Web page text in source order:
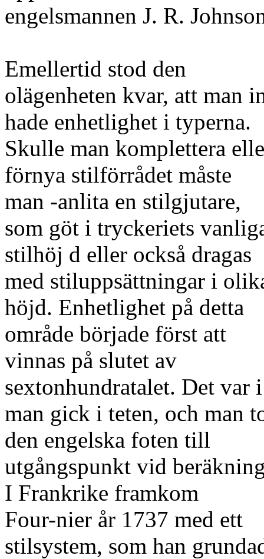
engelsmannen J. R.
Emellertid stod den
olägenheten kvar, att man
hade enhetlighet i typerna.
Skulle man komplettera
förnya stilförrådet måste
man -anlita en stilgjutare,
som göt i tryckeriets
stilhöj d eller också dragas
med stiluppsättningar i
höjd. Enhetlighet på detta
område började först att
vinnas på slutet av
sextonhundratalet. Det var
man gick i teten, och man
den engelska foten till
utgångspunkt vid
I Frankrike framkom
Four-nier år 1737 med ett
stilsystem, som han